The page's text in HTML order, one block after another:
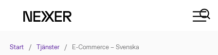
Start / Tjänster / E-Commerce – Svenska